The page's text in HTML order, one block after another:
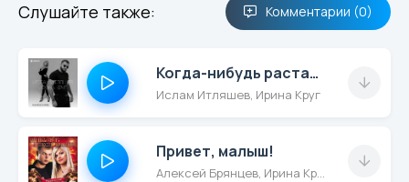
Слушайте также: Комментарии (0)
Когда-нибудь растает лед
Ислам Итляшев, Ирина Круг
Привет, малыш!
Алексей Брянцев, Ирина Круг